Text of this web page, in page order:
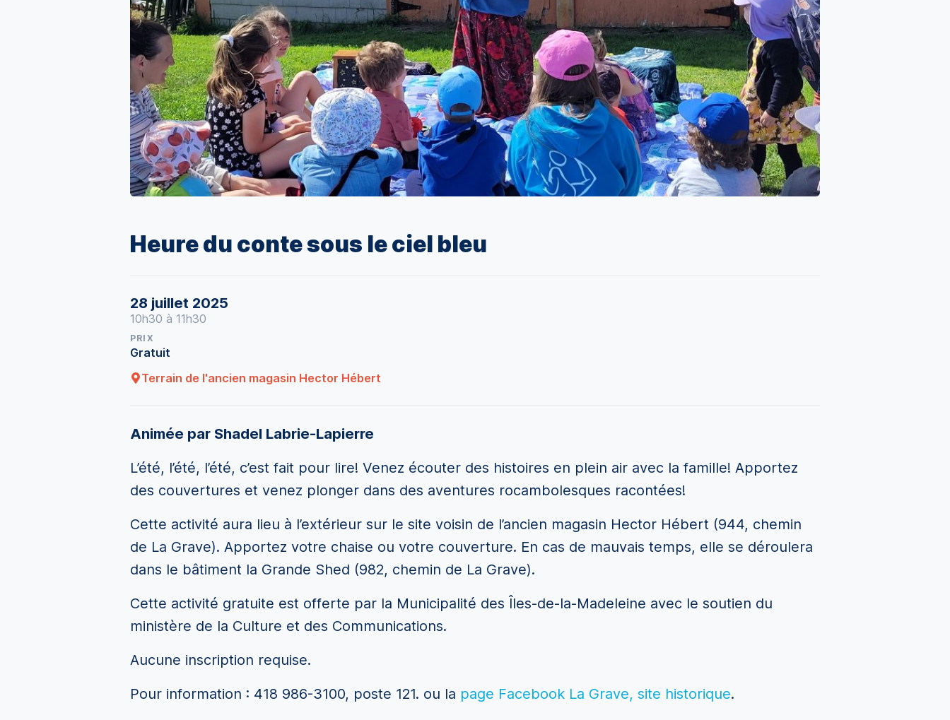
Heure du conte sous le ciel bleu
28 juillet 2025
10h30 à 11h30
PRIX
Gratuit
Terrain de l'ancien magasin Hector Hébert
Animée par Shadel Labrie-Lapierre
L’été, l’été, l’été, c’est fait pour lire! Venez écouter des histoires en plein air avec la famille! Apportez
des couvertures et venez plonger dans des aventures rocambolesques racontées!
Cette activité aura lieu à l’extérieur sur le site voisin de l’ancien magasin Hector Hébert (944, chemin
de La Grave). Apportez votre chaise ou votre couverture. En cas de mauvais temps, elle se déroulera
dans le bâtiment la Grande Shed (982, chemin de La Grave).
Cette activité gratuite est offerte par la Municipalité des Îles-de-la-Madeleine avec le soutien du
ministère de la Culture et des Communications.
Aucune inscription requise.
Pour information : 418 986-3100, poste 121. ou la page Facebook La Grave, site historique.